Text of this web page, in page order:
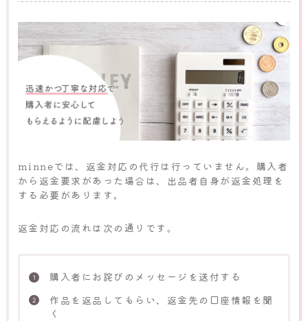
minneでは、返金対応の代行は行っていません。購入者
から返金要求があった場合は、出品者自身が返金処理を
する必要があります。
返金対応の流れは次の通りです。
購入者にお詫びのメッセージを送付する
作品を返品してもらい、返金先の口座情報を聞
く